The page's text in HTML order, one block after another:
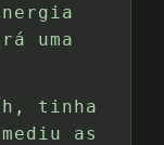
uma
tinha
as